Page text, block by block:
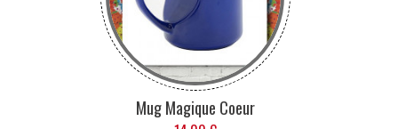
Mug Magique Coeur